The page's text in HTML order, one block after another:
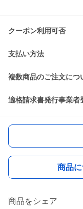
クーポン利用可否
支払い方法
複数商品のご注文につ
適格請求書発行事業者
商品
商品をシェア